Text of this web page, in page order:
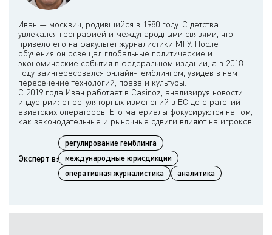
Иван — москвич, родившийся в 1980 году. С детства
увлекался географией и международными связями, что
привело его на факультет журналистики МГУ. После
обучения он освещал глобальные политические и
экономические события в федеральном издании, а в 2018
году заинтересовался онлайн-гемблингом, увидев в нём
пересечение технологий, права и культуры.
С 2019 года Иван работает в Casinoz, анализируя новости
индустрии: от регуляторных изменений в ЕС до стратегий
азиатских операторов. Его материалы фокусируются на том,
Эксперт в:
регулирование гемблинга
международные юрисдикции
оперативная журналистика
аналитика